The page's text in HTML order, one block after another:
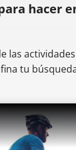
hacer
las
tu